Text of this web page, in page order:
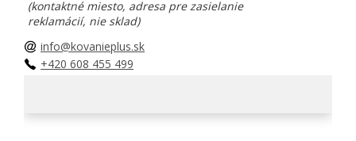
(kontaktné miesto, adresa pre zasielanie
reklamácií, nie sklad)
info@kovanieplus.sk
+420 608 455 499